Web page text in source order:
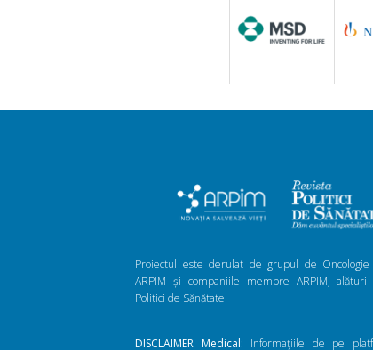
Proiectul este derulat de grupul de
ARPIM și companiile membre ARPIM,
Politici de Sănătate
DISCLAIMER Medical: Informațiile de pe